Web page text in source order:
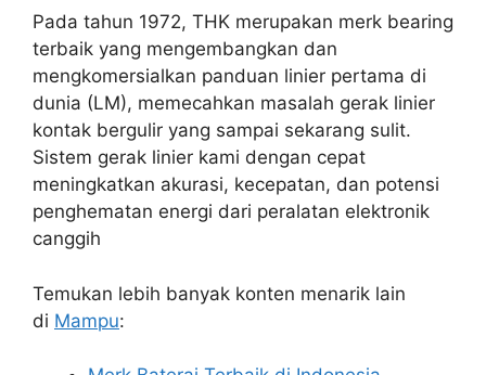
Pada tahun 1972, THK merupakan merk bearing
terbaik yang mengembangkan dan
mengkomersialkan panduan linier pertama di
dunia (LM), memecahkan masalah gerak linier
kontak bergulir yang sampai sekarang sulit.
Sistem gerak linier kami dengan cepat
meningkatkan akurasi, kecepatan, dan potensi
penghematan energi dari peralatan elektronik
canggih
Temukan lebih banyak konten menarik lain
di Mampu: